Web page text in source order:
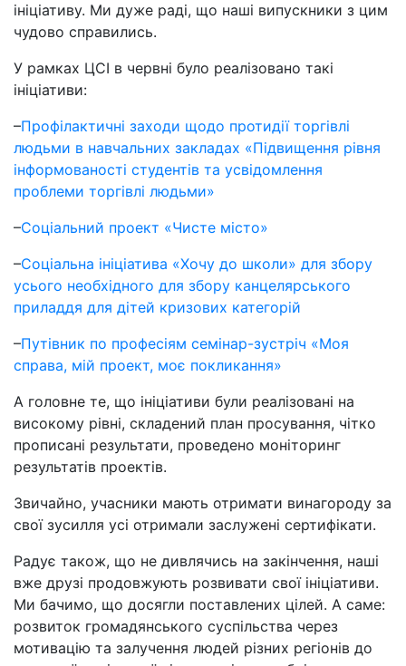
ініціативу. Ми дуже раді, що наші випускники з цим
чудово справились.
У рамках ЦСІ в червні було реалізовано такі
ініціативи:
–Профілактичні заходи щодо протидії торгівлі
людьми в навчальних закладах «Підвищення рівня
інформованості студентів та усвідомлення
проблеми торгівлі людьми»
–Соціальний проект «Чисте місто»
–Соціальна ініціатива «Хочу до школи» для збору
усього необхідного для збору канцелярського
приладдя для дітей кризових категорій
–Путівник по професіям семінар-зустріч «Моя
справа, мій проект, моє покликання»
А головне те, що ініціативи були реалізовані на
високому рівні, складений план просування, чітко
прописані результати, проведено моніторинг
результатів проектів.
Звичайно, учасники мають отримати винагороду за
свої зусилля усі отримали заслужені сертифікати.
Радує також, що не дивлячись на закінчення, наші
вже друзі продовжують розвивати свої ініціативи.
Ми бачимо, що досягли поставлених цілей. А саме:
розвиток громадянського суспільства через
мотивацію та залучення людей різних регіонів до